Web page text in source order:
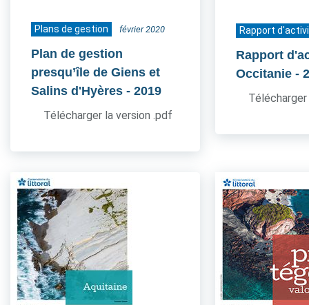
Plans de gestion février 2020
Plan de gestion
presqu’île de Giens et
Salins d'Hyères - 2019
Télécharger la version .pdf
Rapport
Rapport
Occitanie -